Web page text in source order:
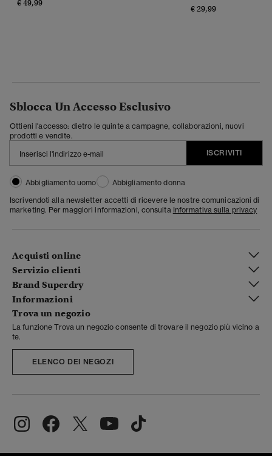
€ 49,99
€ 29,99
Sblocca Un Accesso Esclusivo
Ottieni l'accesso: dietro le quinte a campagne, collaborazioni, nuovi
prodotti e vendite.
ISCRIVITI
Abbigliamento uomo
Abbigliamento donna
Iscrivendoti alla newsletter accetti di ricevere le nostre comunicazioni di
marketing. Per maggiori informazioni, consulta Informativa sulla privacy
Acquisti online
Servizio clienti
Brand Superdry
Informazioni
Trova un negozio
La funzione Trova un negozio consente di trovare il negozio più vicino a
te.
ELENCO DEI NEGOZI